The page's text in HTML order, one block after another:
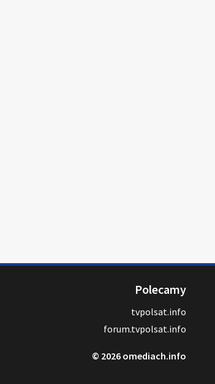
Polecamy
tvpolsat.info
forum.tvpolsat.info
© 2026 omediach.info